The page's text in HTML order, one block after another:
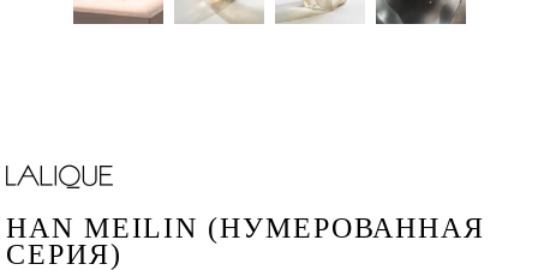
HAN MEILIN (НУМЕРОВАННАЯ
СЕРИЯ)